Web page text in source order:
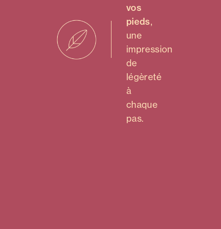
vos
pieds,
une
impression
de
légèreté
à
chaque
pas.